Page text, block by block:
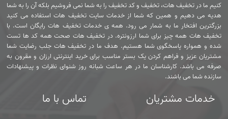
کنیم ما در تخفیف هات، تخفیف و کد تخفیف را به شما نمی فروشیم بلکه آن را به شما
هدیه می دهیم و همین که شما از خدمات سایت تخفیف هات استفاده می کنید
بزرگترین افتخار ما به شمار می رود. همه ی خدمات تخفیف هات رایگان است. با
تخفیف هات همه چیز برای شما ارزونتره. در تخفیف هات صحت همه کد ها تست
شده و همواره پاسخگوی شما هستیم. هدف ما در تخفیف هات جلب رضایت شما
مشتریان عزیز و فراهم کردن یک بستر مناسب برای خرید اینترنتی ارزان و مقرون به
صرفه می باشد. کارشناسان ما در هر ساعت شبانه روز شنوای نظرات و پیشنهادات
سازنده شما می باشند.
خدمات مشتریان تماس با ما